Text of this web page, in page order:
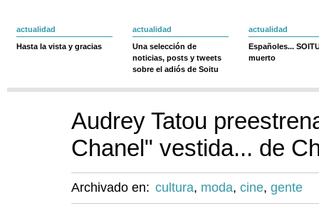
actualidad
Hasta la vista y gracias
actualidad
Una selección de
noticias, posts y tweets
sobre el adiós de Soitu
actualidad
Españoles...
muerto
Audrey Tatou
Chanel" vestida... de
Archivado en: cultura, moda, cine, gente